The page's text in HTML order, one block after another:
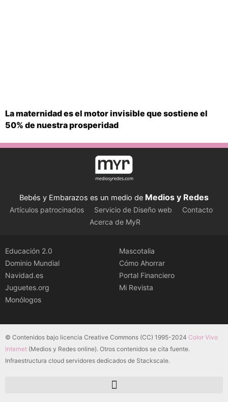
La maternidad es el motor invisible que sostiene el
50% de nuestra prosperidad
Bebés y Embarazos es un medio de Medios y Redes
Artículos patrocinados Servicio de Diseño web
Contacto
Acerca de MyR
Educación 2.0
Dominio Mundial
Navidad.es
Juguetes.org
Monólogos
Mascotalia
Cómo Ahorrar
Portal Financiero
Mi Revista
© Contenidos bajo licencia Creative Commons (CC) 1995-2024 Color Vivo
Internet (Medios y Redes online). Otros contenidos se cita fuente.
Infraestructura cloud servidores dedicados de Stackscale.